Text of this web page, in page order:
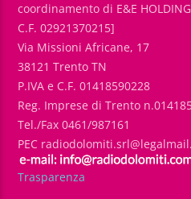
coordinamento di E&E HOLDING
C.F. 02921370215]
Via Missioni Africane, 17
38121 Trento TN
P.IVA e C.F. 01418590228
Reg. Imprese di Trento
Tel./Fax 0461/987161
PEC
Trasparenza